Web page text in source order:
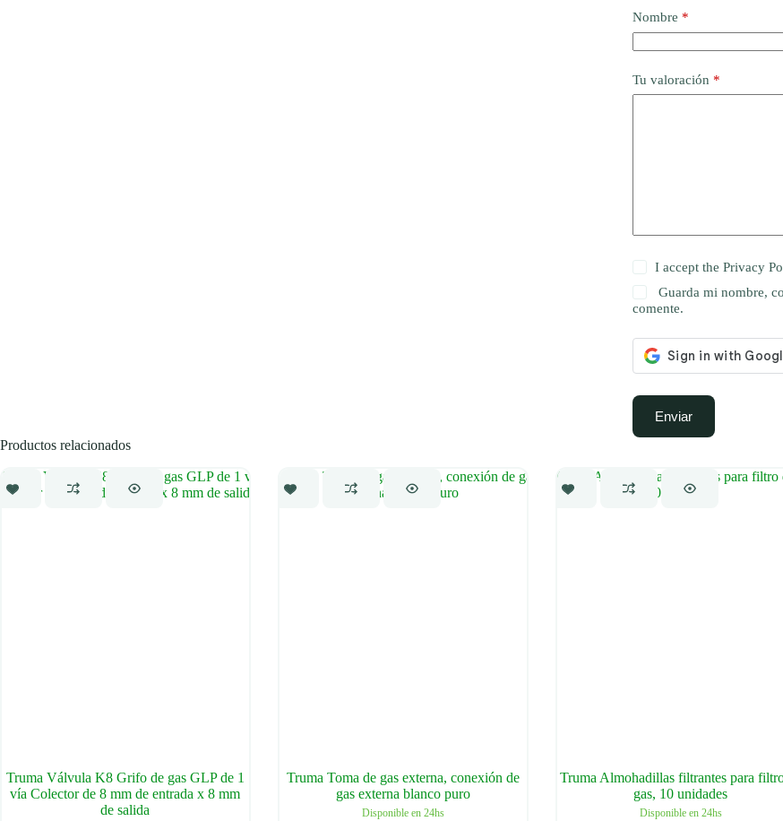
Nombre *
Tu valoración *
I accept the Privacy
Guarda mi nombre,
comente.
Enviar
Productos relacionados
Truma Válvula K8 Grifo de gas GLP de 1
vía Colector de 8 mm de entrada x 8 mm
de salida
Truma Toma de gas externa, conexión de
gas externa blanco puro
Disponible en 24hs
Truma Almohadillas filtrantes para
gas, 10 unidades
Disponible en 24hs